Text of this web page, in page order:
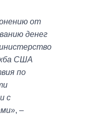
от
денег
США
по
с
, –